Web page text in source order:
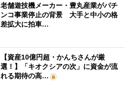
老舗遊技機メーカー・豊丸産業がパチ
ンコ事業停止の背景 大手と中小の格
差拡大に拍車…
【資産10億円超・かんちさんが厳
選！】「キオクシアの次」に資金が流
れる期待の高…